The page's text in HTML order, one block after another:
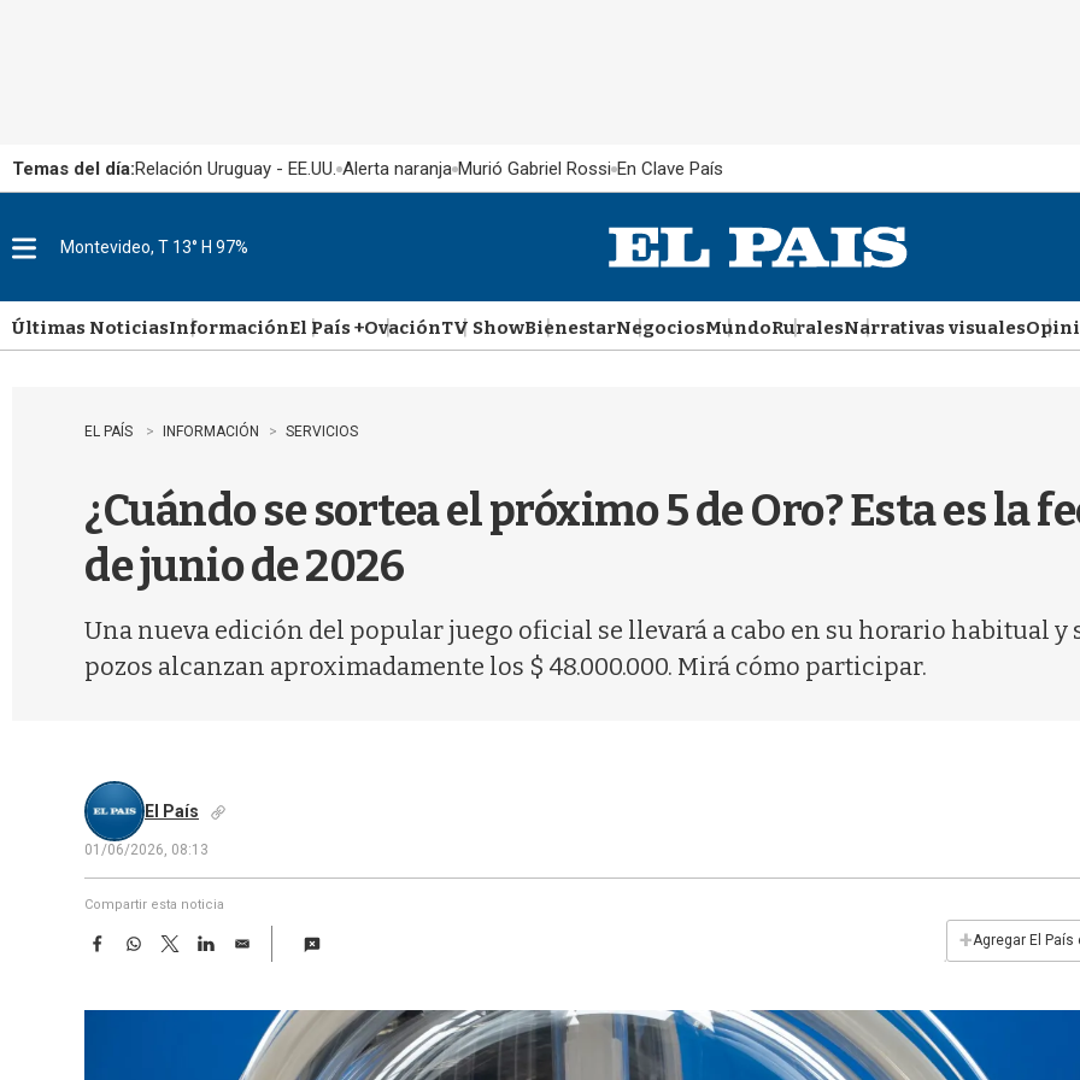
Temas del día:Relación Uruguay - EE.UU. Alerta naranja Murió Gabriel Rossi En Clave País
u
Montevideo, T 13° H 97%
Últimas NoticiasInformaciónEl País +OvaciónTV ShowBienestarNegociosMundoRuralesNarrativas visuales
EL PAÍS INFORMACIÓN SERVICIOS
¿Cuándo se sortea el próximo 5 de Oro? Esta es la
de junio de 2026
Una nueva edición del popular juego oficial se llevará a cabo en su horario habitual y
pozos alcanzan aproximadamente los $ 48.000.000. Mirá cómo participar.
El País
01/06/2026, 08:13
Compartir esta noticia
F
e
W
t
T
w
t
L
k
E
i
+Agregar El País